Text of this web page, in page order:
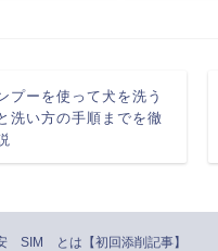
プーを使って犬を洗う
洗い方の手順までを徹
SIM とは【初回添削記事】